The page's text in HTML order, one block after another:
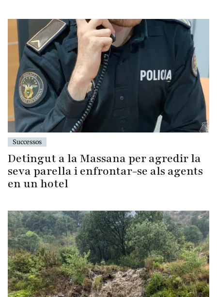
Successos
Detingut a la Massana per agredir la
seva parella i enfrontar-se als agents
en un hotel